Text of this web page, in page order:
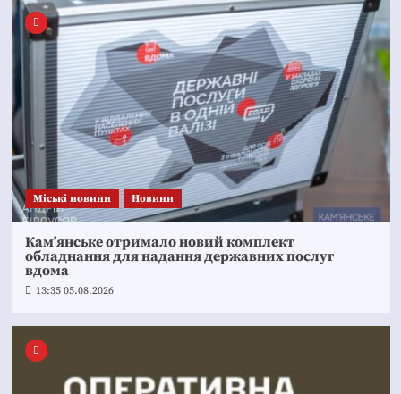
Mіські новини Новини
Кам’янське отримало новий комплект
обладнання для надання державних послуг
вдома
13:35 05.08.2026